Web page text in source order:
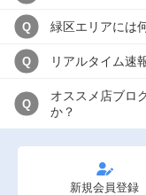
Q 緑区エリアには
Q リアルタイム速
Q
オススメ店ブロ
か？
新規会員登録